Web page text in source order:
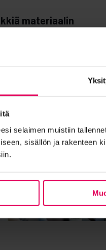
selaimen muistiin
sisällön ja rakenteen
materiaalin